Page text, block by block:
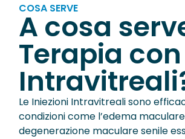
COSA SERVE
A cosa
Terapia
Le Iniezioni Intravitreali sono
condizioni come l’edema
degenerazione maculare senile